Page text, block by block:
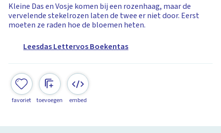
Kleine Das en Vosje komen bij een rozenhaag, maar de
vervelende stekelrozen laten de twee er niet door. Eerst
moeten ze raden hoe de bloemen heten.
Leesdas Lettervos Boekentas
favoriet toevoegen embed